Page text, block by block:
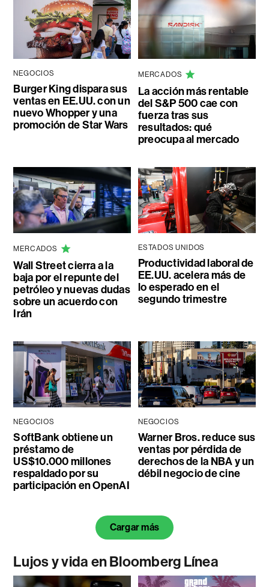
NEGOCIOS
Burger King dispara sus
ventas en EE.UU. con un
nuevo Whopper y una
promoción de Star Wars
MERCADOS
La acción más rentable
del S&P 500 cae con
fuerza tras sus
resultados: qué
preocupa al mercado
MERCADOS
Wall Street cierra a la
baja por el repunte del
petróleo y nuevas dudas
sobre un acuerdo con
Irán
ESTADOS UNIDOS
Productividad laboral de
EE.UU. acelera más de
lo esperado en el
segundo trimestre
NEGOCIOS
SoftBank obtiene un
préstamo de
US$10.000 millones
respaldado por su
participación en OpenAI
NEGOCIOS
Warner Bros. reduce sus
ventas por pérdida de
derechos de la NBA y un
débil negocio de cine
Cargar más
Lujos y vida en Bloomberg Línea